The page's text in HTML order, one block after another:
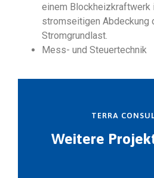
einem Blockheizkraftwerk
stromseitigen Abdeckung
Stromgrundlast.
Mess- und Steuertechnik
TERRA
Weitere